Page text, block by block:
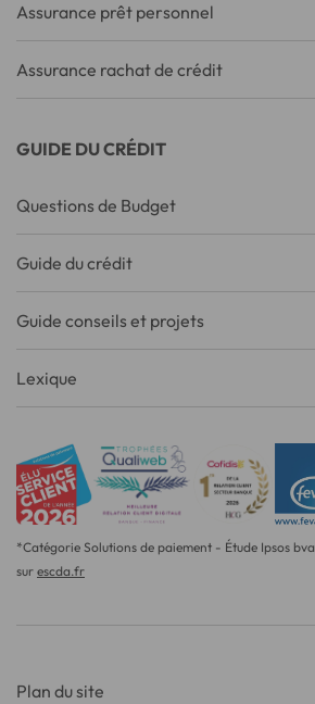
Assurance prêt personnel
Assurance rachat de crédit
GUIDE DU CRÉDIT
Questions de Budget
Guide du crédit
Guide conseils et projets
Lexique
*Catégorie Solutions de paiement - Étude Ipsos
sur escda.fr
Plan du site